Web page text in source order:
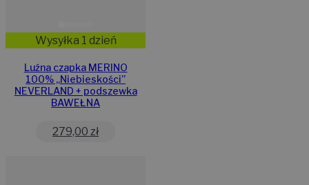
Wysyłka 1 dzień
Luźna czapka MERINO
100% „Niebieskości”
NEVERLAND + podszewka
BAWEŁNA
279,00 zł